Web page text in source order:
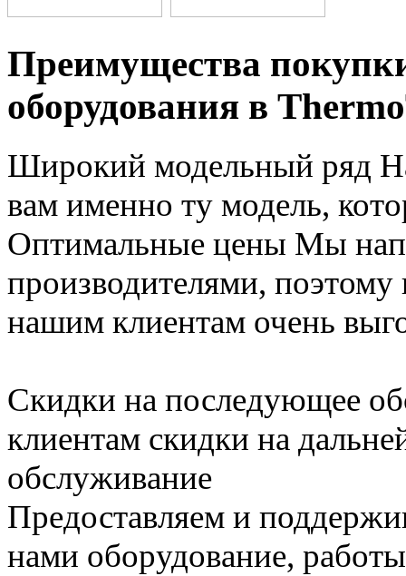
Преимущества
оборудования в
Широкий модельный ряд
вам именно ту модель,
Оптимальные цены Мы
производителями,
нашим клиентам очень
Скидки на последующее
клиентам скидки на
обслуживание
Предоставляем и
нами оборудование,